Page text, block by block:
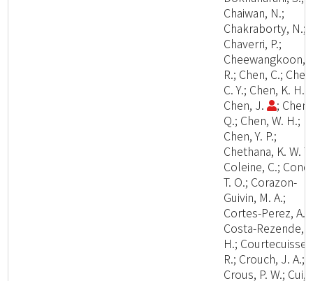
Chaiwan, N.;
Chakraborty, N.;
Chaverri, P.;
Cheewangkoon,
R.; Chen, C.;
C. Y.; Chen, K. H.;
Chen, J.
; Chen,
Q.; Chen, W. H.;
Chen, Y. P.;
Chethana, K. W.
Coleine, C.;
T. O.; Corazon-
Guivin, M. A.;
Cortes-Perez, A.;
Costa-Rezende,
H.; Courtecuisse,
R.; Crouch, J. A.;
Crous, P. W.; Cui,